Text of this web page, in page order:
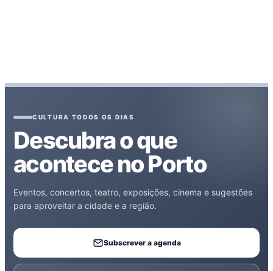
CULTURA TODOS OS DIAS
Descubra o que
acontece no Porto
Eventos, concertos, teatro, exposições, cinema e sugestões
para aproveitar a cidade e a região.
Subscrever a agenda